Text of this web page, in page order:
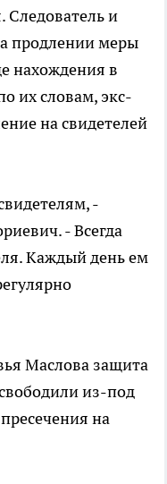
Следователь и
продлении меры
нахождения в
их словам, экс-
на свидетелей
-
- Всегда
Каждый день ем
Маслова защита
из-под
на